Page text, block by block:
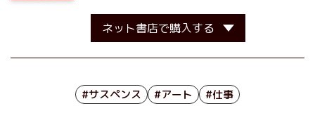
ネット書店で購入する
#サスペンス #アート #仕事